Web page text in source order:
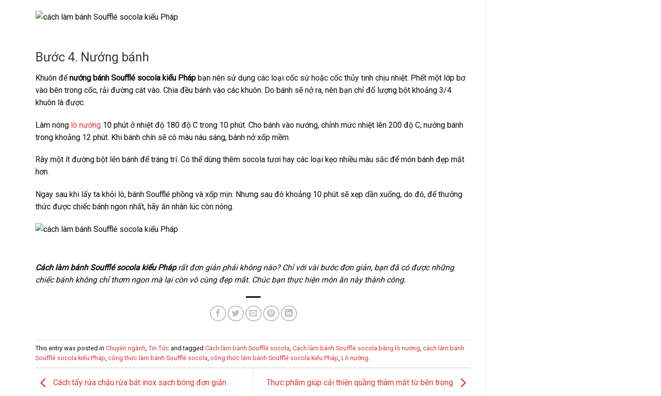
Bước 4. Nướng bánh
Khuôn đểnướng bánh Soufflé socola kiểu Pháp bạn nên sử dụng các loại cốc sứ hoặc cốc thủy tinh chịu nhiệt. Phết một lớp bơ
vào bên trong cốc, rải đường cát vào. Chia đều bánh vào các khuôn. Do bánh sẽ nở ra, nên bạn chỉ đổ lượng bột khoảng 3/4
khuôn là được.
Làm nóng lò nướng 10 phút ở nhiệt độ 180 độ C trong 10 phút. Cho bánh vào nướng, chỉnh mức nhiệt lên 200 độ C, nướng bánh
trong khoảng 12 phút. Khi bánh chín sẽ có màu nâu sáng, bánh nở xốp mềm.
Rây một ít đường bột lên bánh để tráng trí. Có thể dùng thêm socola tươi hay các loại kẹo nhiều màu sắc để món bánh đẹp mắt
hơn.
Ngay sau khi lấy ta khỏi lò, bánh Soufflé phồng và xốp mịn. Nhưng sau đó khoảng 10 phút sẽ xẹp dần xuống, do đó, để thưởng
thức được chiếc bánh ngon nhất, hãy ăn nhân lúc còn nóng.
Cách làm bánh Soufflé socola kiểu Pháprất đơn giản phải không nào? Chỉ với vài bước đơn giản, bạn đã có được những
chiếc bánh không chỉ thơm ngon mà lại còn vô cùng đẹp mắt. Chúc bạn thực hiện món ăn này thành công.
This entry was posted in Chuyên ngành, Tin Tức and tagged Cách làm bánh Soufflé socola, Cách làm bánh Soufflé socola bằng lò nướng, cách làm bánh
Soufflé socola kiểu Pháp, công thức làm bánh Soufflé socola, công thức làm bánh Soufflé socola kiểu Pháp, Lò nướng.
Cách tẩy rửa chậu rửa bát inox sạch bóng đơn giản Thực phẩm giúp cải thiện quầng thâm mắt từ bên trong